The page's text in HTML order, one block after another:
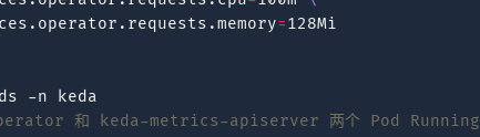
=128Mi
-n
和 keda-metrics-apiserver 两个 Pod Running